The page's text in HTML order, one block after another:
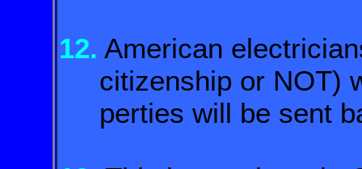
12. American
citizenship or NOT)
perties will be sent